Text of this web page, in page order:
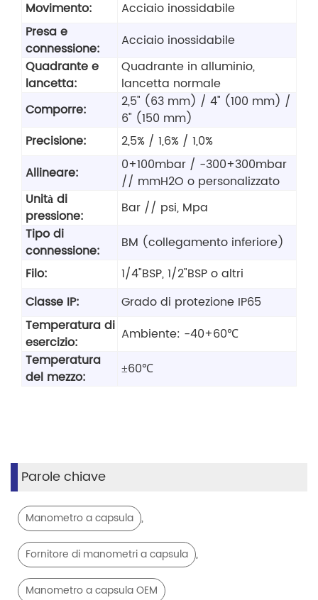
Movimento:
Acciaio inossidabile
Presa e
connessione:
Acciaio inossidabile
Quadrante e
lancetta:
Quadrante in alluminio,
lancetta normale
Comporre:
2,5" (63 mm) / 4" (100 mm) /
6" (150 mm)
Precisione:
2,5% / 1,6% / 1,0%
Allineare:
0+100mbar / -300+300mbar
// mmH2O o personalizzato
Unità di
pressione:
Bar // psi, Mpa
Tipo di
connessione:
BM (collegamento inferiore)
Filo:
1/4"BSP, 1/2"BSP o altri
Classe IP:
Grado di protezione IP65
Temperatura di
esercizio:
Ambiente: -40+60℃
Temperatura
del mezzo:
±60℃
Parole chiave
Manometro a capsula ,
Fornitore di manometri a capsula ,
Manometro a capsula OEM